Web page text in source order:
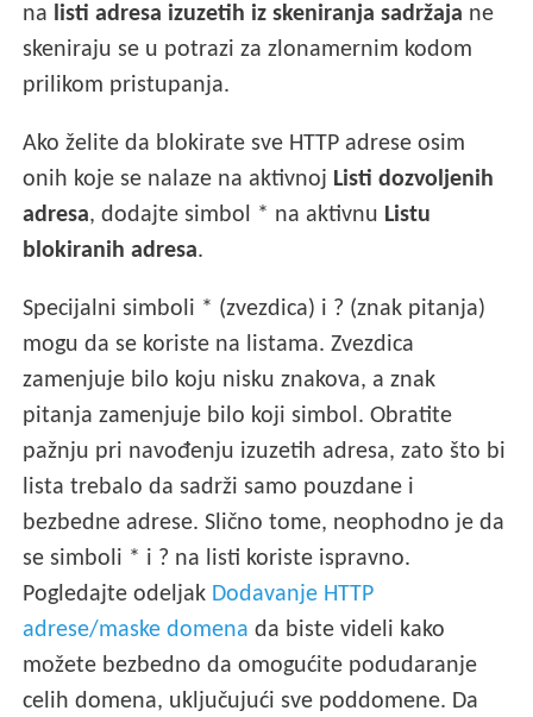
na listi adresa izuzetih iz skeniranja sadržaja ne
skeniraju se u potrazi za zlonamernim kodom
prilikom pristupanja.
Ako želite da blokirate sve HTTP adrese osim
onih koje se nalaze na aktivnoj Listi dozvoljenih
adresa, dodajte simbol * na aktivnu Listu
blokiranih adresa.
Specijalni simboli * (zvezdica) i ? (znak pitanja)
mogu da se koriste na listama. Zvezdica
zamenjuje bilo koju nisku znakova, a znak
pitanja zamenjuje bilo koji simbol. Obratite
pažnju pri navođenju izuzetih adresa, zato što bi
lista trebalo da sadrži samo pouzdane i
bezbedne adrese. Slično tome, neophodno je da
se simboli * i ? na listi koriste ispravno.
Pogledajte odeljak Dodavanje HTTP
adrese/maske domena da biste videli kako
možete bezbedno da omogućite podudaranje
celih domena, uključujući sve poddomene. Da